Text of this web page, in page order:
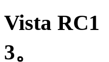
Vista RC1
3。